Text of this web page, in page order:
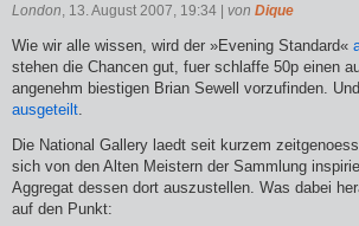
London, 13. August 2007, 19:34 | von Dique
Wie wir alle wissen, wird der »Evening Standard«
stehen die Chancen gut, fuer schlaffe 50p einen
angenehm biestigen Brian Sewell vorzufinden.
ausgeteilt.
Die National Gallery laedt seit kurzem
sich von den Alten Meistern der Sammlung
Aggregat dessen dort auszustellen. Was dabei
auf den Punkt: